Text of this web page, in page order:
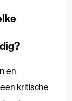
en
kritische